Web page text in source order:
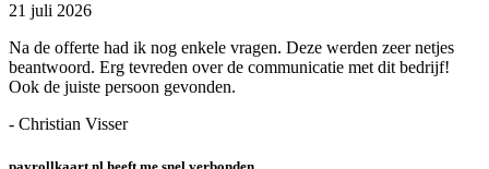
21 juli 2026
Na de offerte had ik nog enkele vragen. Deze werden zeer netjes
beantwoord. Erg tevreden over de communicatie met dit bedrijf!
Ook de juiste persoon gevonden.
- Christian Visser